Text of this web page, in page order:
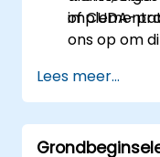
of CUDA-
ons op om
Lees meer...